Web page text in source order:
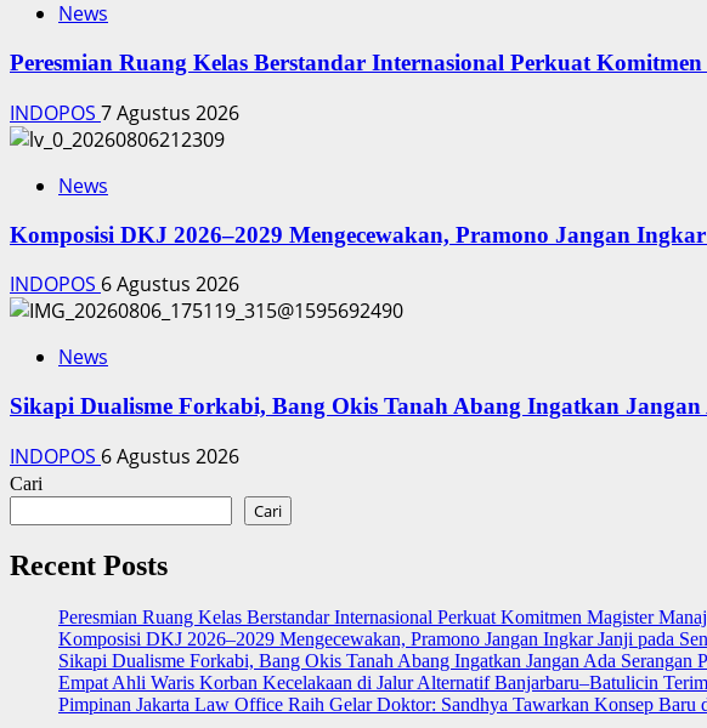
News
Peresmian Ruang Kelas Berstandar Internasional Perkuat
INDOPOS 7 Agustus 2026
News
Komposisi DKJ 2026–2029 Mengecewakan, Pramono Jangan
INDOPOS 6 Agustus 2026
News
Sikapi Dualisme Forkabi, Bang Okis Tanah Abang Ingatkan
INDOPOS 6 Agustus 2026
Cari
Cari
Recent Posts
Peresmian Ruang Kelas Berstandar Internasional Perkuat Komitmen Magister
Komposisi DKJ 2026–2029 Mengecewakan, Pramono Jangan Ingkar Janji pada
Sikapi Dualisme Forkabi, Bang Okis Tanah Abang Ingatkan Jangan Ada Serangan
Empat Ahli Waris Korban Kecelakaan di Jalur Alternatif Banjarbaru–Batulicin
Pimpinan Jakarta Law Office Raih Gelar Doktor: Sandhya Tawarkan Konsep Baru